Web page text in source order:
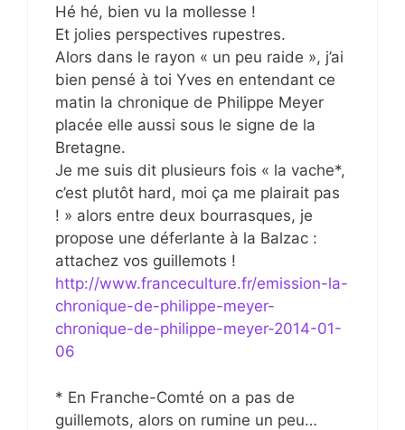
Hé hé, bien vu la mollesse !
Et jolies perspectives rupestres.
Alors dans le rayon « un peu raide », j’ai
bien pensé à toi Yves en entendant ce
matin la chronique de Philippe Meyer
placée elle aussi sous le signe de la
Bretagne.
Je me suis dit plusieurs fois « la vache*,
c’est plutôt hard, moi ça me plairait pas
! » alors entre deux bourrasques, je
propose une déferlante à la Balzac :
attachez vos guillemots !
http://www.franceculture.fr/emission-la-
chronique-de-philippe-meyer-
chronique-de-philippe-meyer-2014-01-
06
* En Franche-Comté on a pas de
guillemots, alors on rumine un peu…